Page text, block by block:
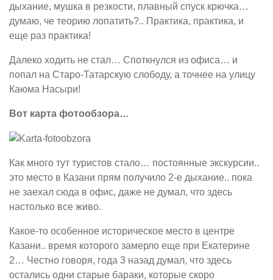
дыхание, мушка в резкости, плавный спуск крючка…
думаю, че теорию лопатить?.. Практика, практика, и
еще раз практика!
Далеко ходить не стал… Споткнулся из офиса… и
попал на Старо-Татарскую слободу, а точнее на улицу
Каюма Насыри!
Вот карта фотообзора…
Как много тут туристов стало… постоянные экскурсии..
это место в Казани прям получило 2-е дыхание.. пока
не заехал сюда в офис, даже не думал, что здесь
настолько все живо.
Какое-то особенное историческое место в центре
Казани.. время которого замерло еще при Екатерине
2… Честно говоря, года 3 назад думал, что здесь
остались одни старые бараки, которые скоро